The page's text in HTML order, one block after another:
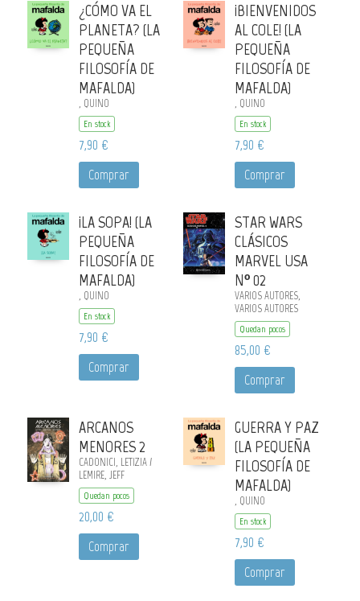
¿CÓMO VA EL
PLANETA? (LA
PEQUEÑA
FILOSOFÍA DE
MAFALDA)
, QUINO
En stock
7,90 €
Comprar
¡BIENVENIDOS
AL COLE! (LA
PEQUEÑA
FILOSOFÍA DE
MAFALDA)
, QUINO
En stock
7,90 €
Comprar
¡LA SOPA! (LA
PEQUEÑA
FILOSOFÍA DE
MAFALDA)
, QUINO
En stock
7,90 €
Comprar
STAR WARS
CLÁSICOS
MARVEL USA
Nº 02
VARIOS AUTORES,
VARIOS AUTORES
Quedan pocos
85,00 €
Comprar
ARCANOS
MENORES 2
CADONICI, LETIZIA /
LEMIRE, JEFF
Quedan pocos
20,00 €
Comprar
GUERRA Y PAZ
(LA PEQUEÑA
FILOSOFÍA DE
MAFALDA)
, QUINO
En stock
7,90 €
Comprar